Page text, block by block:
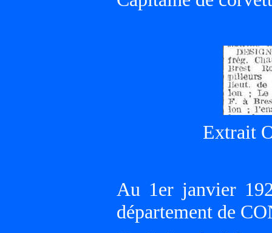
Extrait
Au 1er janvier
département de